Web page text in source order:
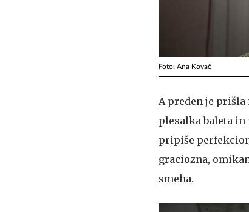
Foto: Ana Kovač
A preden je prišla
plesalka baleta in
pripiše
graciozna,
smeha.